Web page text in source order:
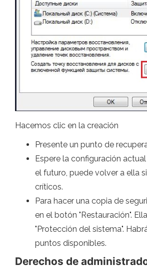
Hacemos clic en la creación
Presente un punto de
Espere la configuración
el futuro, puede volver a ella
críticos.
Para hacer una copia de
en el botón "Restauración".
"Protección del sistema".
puntos disponibles.
Derechos de